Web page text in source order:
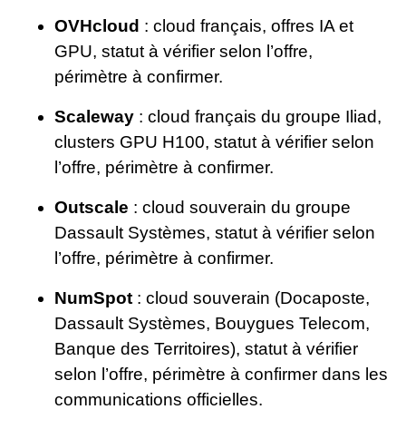
OVHcloud : cloud français, offres IA et
GPU, statut à vérifier selon l’offre,
périmètre à confirmer.
Scaleway : cloud français du groupe Iliad,
clusters GPU H100, statut à vérifier selon
l’offre, périmètre à confirmer.
Outscale : cloud souverain du groupe
Dassault Systèmes, statut à vérifier selon
l’offre, périmètre à confirmer.
NumSpot : cloud souverain (Docaposte,
Dassault Systèmes, Bouygues Telecom,
Banque des Territoires), statut à vérifier
selon l’offre, périmètre à confirmer dans les
communications officielles.